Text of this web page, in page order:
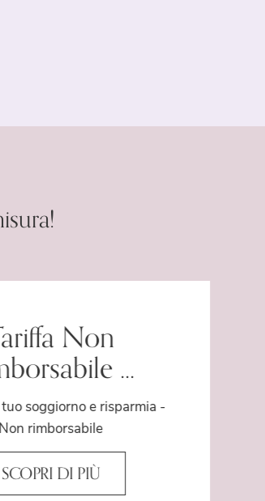
Non
...
soggiorno e risparmia -
Non rimborsabile
SCOPRI DI PIÙ